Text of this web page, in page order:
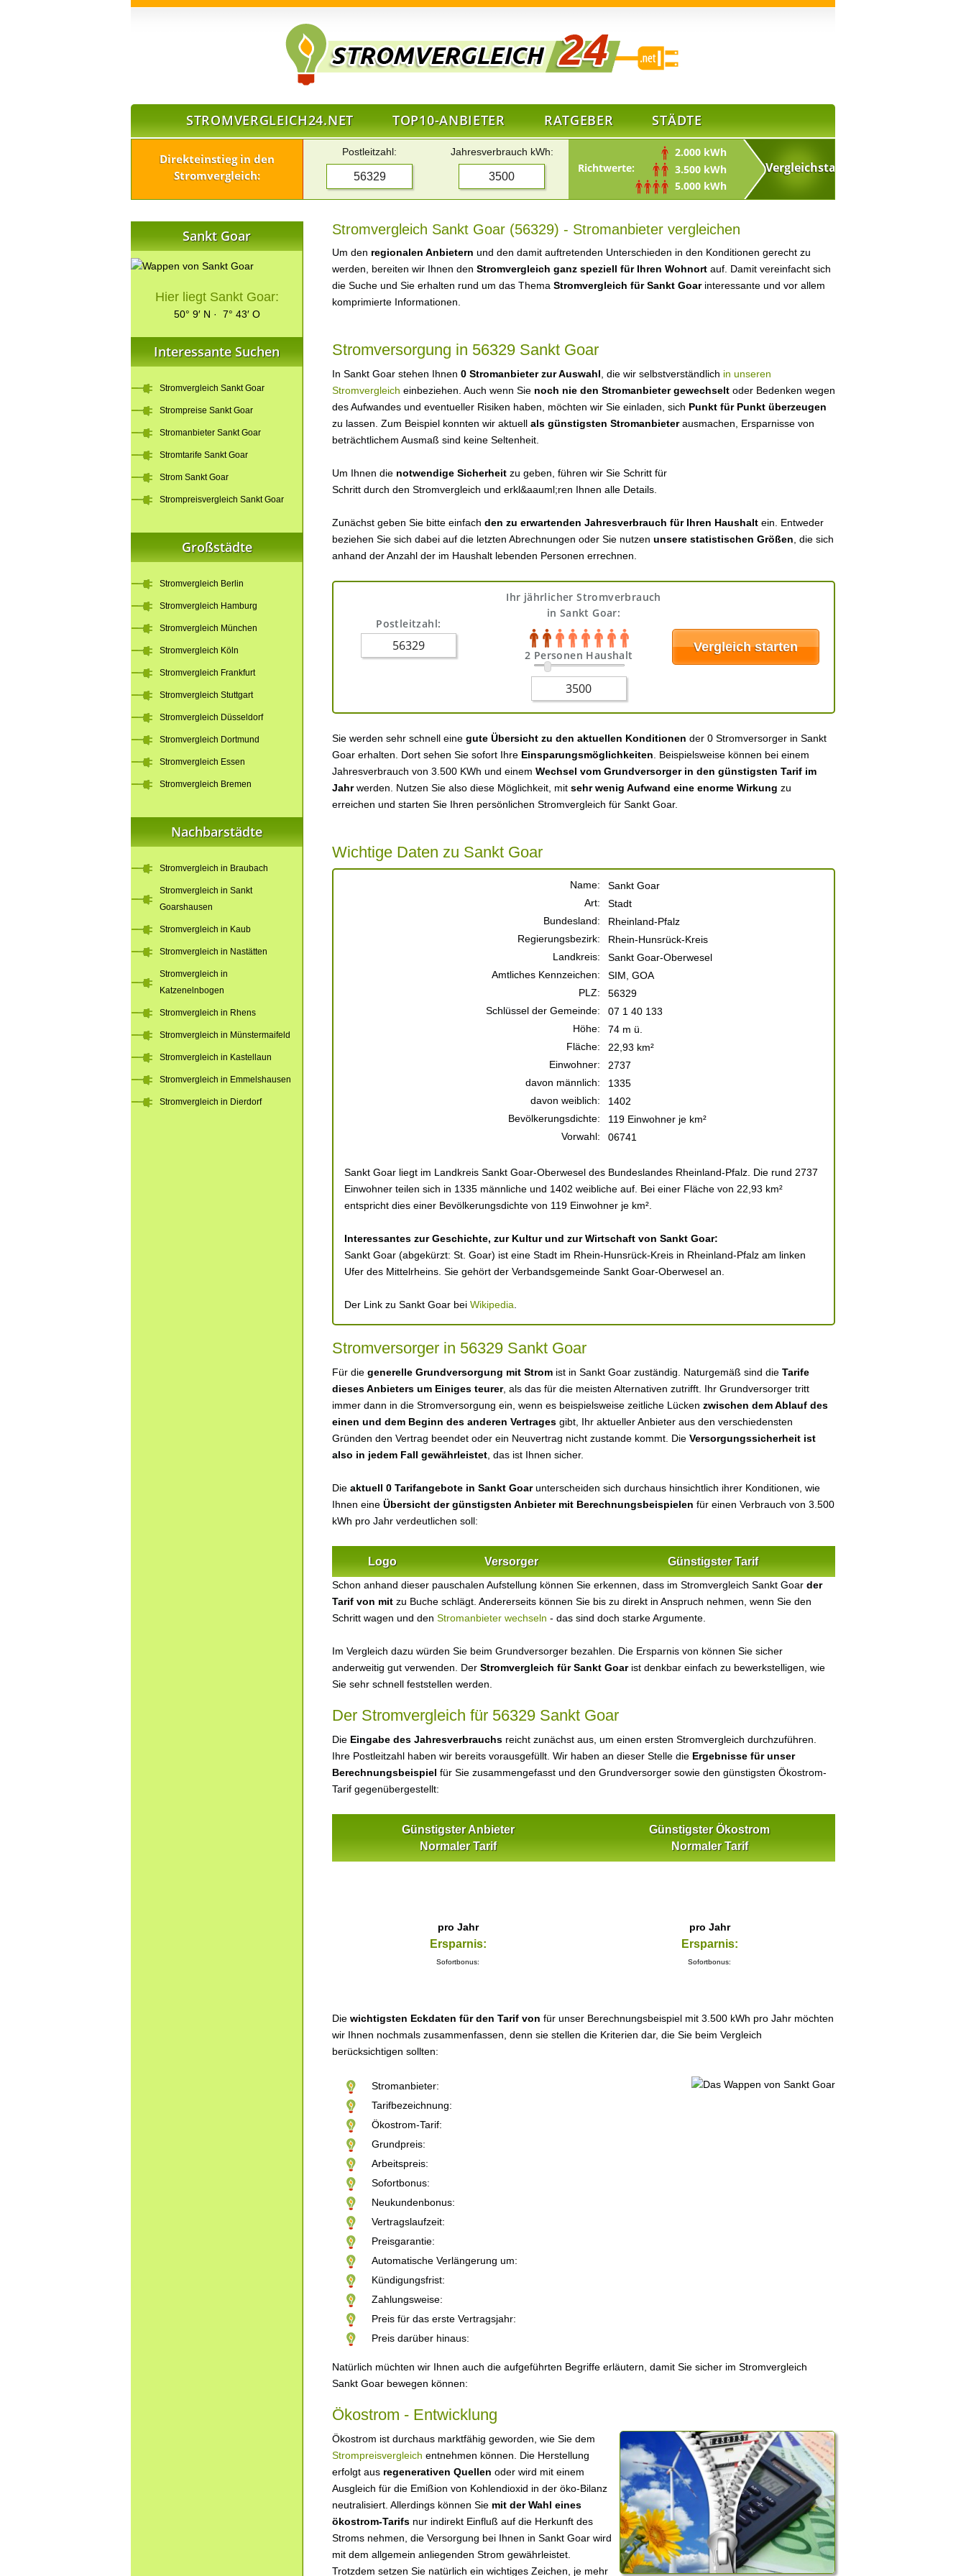
STROMVERGLEICH24.NET TOP10-ANBIETER RATGEBER STÄDTE
Direkteinstieg in den
Stromvergleich:
Postleitzahl: Jahresverbrauch kWh:
Richtwerte:
2.000 kWh
3.500 kWh
5.000 kWh
Stromvergleich Sankt Goar (56329) - Stromanbieter vergleichen
Um den regionalen Anbietern und den damit auftretenden Unterschieden in den Konditionen gerecht zu
werden, bereiten wir Ihnen den Stromvergleich ganz speziell für Ihren Wohnort auf. Damit vereinfacht sich
die Suche und Sie erhalten rund um das Thema Stromvergleich für Sankt Goarinteressante und vor allem
komprimierte Informationen.
Stromversorgung in 56329 Sankt Goar
In Sankt Goar stehen Ihnen 0 Stromanbieter zur Auswahl , die wir selbstverständlich in unseren
Stromvergleich einbeziehen. Auch wenn Sie noch nie den Stromanbieter gewechselt oder Bedenken wegen
des Aufwandes und eventueller Risiken haben, möchten wir Sie einladen, sich Punkt für Punkt überzeugen
zu lassen. Zum Beispiel konnten wir aktuell als günstigsten Stromanbieterausmachen, Ersparnisse von
beträchtlichem Ausmaß sind keine Seltenheit.
Um Ihnen die notwendige Sicherheit zu geben, führen wir Sie Schritt für
Schritt durch den Stromvergleich und erkl&aauml;ren Ihnen alle Details.
Zunächst geben Sie bitte einfach den zu erwartenden Jahresverbrauch für Ihren Haushalt ein. Entweder
beziehen Sie sich dabei auf die letzten Abrechnungen oder Sie nutzen unsere statistischen Größen , die sich
anhand der Anzahl der im Haushalt lebenden Personen errechnen.
Postleitzahl:
Ihr jährlicher Stromverbrauch
in Sankt Goar:
2 Personen Haushalt
Sie werden sehr schnell eine gute Übersicht zu den aktuellen Konditionen der 0 Stromversorger in Sankt
Goar erhalten. Dort sehen Sie sofort Ihre Einsparungsmöglichkeiten . Beispielsweise können bei einem
Jahresverbrauch von 3.500 KWh und einem Wechsel vom Grundversorger in den günstigsten Tarif im
Jahrwerden. Nutzen Sie also diese Möglichkeit, mit sehr wenig Aufwand eine enorme Wirkung zu
erreichen und starten Sie Ihren persönlichen Stromvergleich für Sankt Goar.
Wichtige Daten zu Sankt Goar
Name:
Sankt Goar
Art:
Stadt
Bundesland:
Rheinland-Pfalz
Regierungsbezirk:
Rhein-Hunsrück-Kreis
Landkreis:
Sankt Goar-Oberwesel
Amtliches Kennzeichen:
SIM, GOA
PLZ:
56329
Schlüssel der Gemeinde:
07 1 40 133
Höhe:
74 m ü.
Fläche:
22,93 km²
Einwohner:
2737
davon männlich:
1335
davon weiblich:
1402
Bevölkerungsdichte:
119 Einwohner je km²
Vorwahl:
06741
Sankt Goar liegt im Landkreis Sankt Goar-Oberwesel des Bundeslandes Rheinland-Pfalz. Die rund 2737
Einwohner teilen sich in 1335 männliche und 1402 weibliche auf. Bei einer Fläche von 22,93 km²
entspricht dies einer Bevölkerungsdichte von 119 Einwohner je km².
Interessantes zur Geschichte, zur Kultur und zur Wirtschaft von Sankt Goar:
Sankt Goar (abgekürzt: St. Goar) ist eine Stadt im Rhein-Hunsrück-Kreis in Rheinland-Pfalz am linken
Ufer des Mittelrheins. Sie gehört der Verbandsgemeinde Sankt Goar-Oberwesel an.
Der Link zu Sankt Goar bei Wikipedia
Stromversorger in 56329 Sankt Goar
Für die generelle Grundversorgung mit Strom ist in Sankt Goar zuständig. Naturgemäß sind die Tarife
dieses Anbieters um Einiges teurer, als das für die meisten Alternativen zutrifft. Ihr Grundversorger tritt
immer dann in die Stromversorgung ein, wenn es beispielsweise zeitliche Lücken zwischen dem Ablauf des
einen und dem Beginn des anderen Vertrages gibt, Ihr aktueller Anbieter aus den verschiedensten
Gründen den Vertrag beendet oder ein Neuvertrag nicht zustande kommt. Die Versorgungssicherheit ist
also in jedem Fall gewährleistet , das ist Ihnen sicher.
Die aktuell 0 Tarifangebote in Sankt Goarunterscheiden sich durchaus hinsichtlich ihrer Konditionen, wie
Ihnen eine Übersicht der günstigsten Anbieter mit Berechnungsbeispielen für einen Verbrauch von 3.500
kWh pro Jahr verdeutlichen soll:
Logo Versorger Günstigster Tarif
Schon anhand dieser pauschalen Aufstellung können Sie erkennen, dass im Stromvergleich Sankt Goar der
Tarif von mit zu Buche schlägt. Andererseits können Sie bis zu direkt in Anspruch nehmen, wenn Sie den
Schritt wagen und den Stromanbieter wechseln - das sind doch starke Argumente.
Im Vergleich dazu würden Sie beim Grundversorger bezahlen. Die Ersparnis von können Sie sicher
anderweitig gut verwenden. Der Stromvergleich für Sankt Goarist denkbar einfach zu bewerkstelligen, wie
Sie sehr schnell feststellen werden.
Der Stromvergleich für 56329 Sankt Goar
Die Eingabe des Jahresverbrauchs reicht zunächst aus, um einen ersten Stromvergleich durchzuführen.
Ihre Postleitzahl haben wir bereits vorausgefüllt. Wir haben an dieser Stelle die Ergebnisse für unser
Berechnungsbeispiel für Sie zusammengefasst und den Grundversorger sowie den günstigsten Ökostrom-
Tarif gegenübergestellt:
Günstigster Anbieter
Normaler Tarif
Günstigster Ökostrom
Normaler Tarif
pro Jahr
Ersparnis:
Sofortbonus:
pro Jahr
Ersparnis:
Sofortbonus:
Die wichtigsten Eckdaten für den Tarif von für unser Berechnungsbeispiel mit 3.500 kWh pro Jahr möchten
wir Ihnen nochmals zusammenfassen, denn sie stellen die Kriterien dar, die Sie beim Vergleich
berücksichtigen sollten:
Stromanbieter:
Tarifbezeichnung:
Ökostrom-Tarif:
Grundpreis:
Arbeitspreis:
Sofortbonus:
Neukundenbonus:
Vertragslaufzeit:
Preisgarantie:
Automatische Verlängerung um:
Kündigungsfrist:
Zahlungsweise:
Preis für das erste Vertragsjahr:
Preis darüber hinaus:
Natürlich müchten wir Ihnen auch die aufgeführten Begriffe erläutern, damit Sie sicher im Stromvergleich
Sankt Goar bewegen können:
Ökostrom - Entwicklung
Ökostrom ist durchaus marktfähig geworden, wie Sie dem
Strompreisvergleich entnehmen können. Die Herstellung
erfolgt aus regenerativen Quellen oder wird mit einem
Ausgleich für die Emißion von Kohlendioxid in der öko-Bilanz
neutralisiert. Allerdings können Sie mit der Wahl eines
ökostrom-Tarifs nur indirekt Einfluß auf die Herkunft des
Stroms nehmen, die Versorgung bei Ihnen in Sankt Goar wird
mit dem allgemein anliegenden Strom gewährleistet.
Trotzdem setzen Sie natürlich ein wichtiges Zeichen, je mehr
Sankt Goar
Hier liegt Sankt Goar:
50° 9′ N · 7° 43′ O
Interessante Suchen
Stromvergleich Sankt Goar
Strompreise Sankt Goar
Stromanbieter Sankt Goar
Stromtarife Sankt Goar
Strom Sankt Goar
Strompreisvergleich Sankt Goar
Großstädte
Stromvergleich Berlin
Stromvergleich Hamburg
Stromvergleich München
Stromvergleich Köln
Stromvergleich Frankfurt
Stromvergleich Stuttgart
Stromvergleich Düsseldorf
Stromvergleich Dortmund
Stromvergleich Essen
Stromvergleich Bremen
Nachbarstädte
Stromvergleich in Braubach
Stromvergleich in Sankt
Goarshausen
Stromvergleich in Kaub
Stromvergleich in Nastätten
Stromvergleich in
Katzenelnbogen
Stromvergleich in Rhens
Stromvergleich in Münstermaifeld
Stromvergleich in Kastellaun
Stromvergleich in Emmelshausen
Stromvergleich in Dierdorf